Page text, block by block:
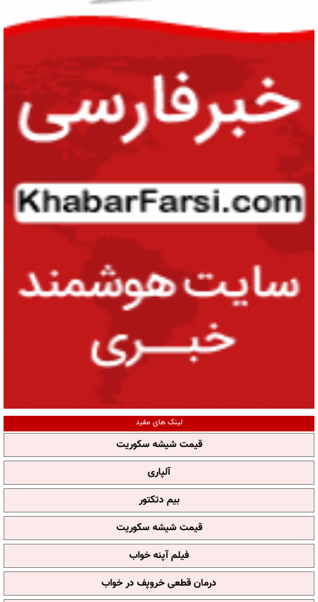
لینک های مفید
قیمت شیشه سکوریت
آلپاری
بیم دتکتور
قیمت شیشه سکوریت
فیلم آپنه خواب
درمان قطعی خروپف در خواب